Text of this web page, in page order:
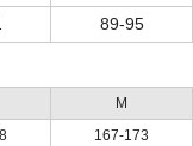
89-95
M
167-173